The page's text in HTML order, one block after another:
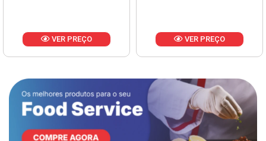
VER PREÇO VER PREÇO